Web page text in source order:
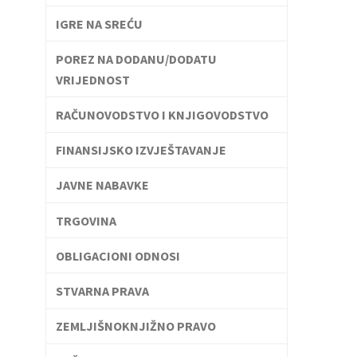
IGRE NA SREĆU
POREZ NA DODANU/DODATU
VRIJEDNOST
RAČUNOVODSTVO I KNJIGOVODSTVO
FINANSIJSKO IZVJEŠTAVANJE
JAVNE NABAVKE
TRGOVINA
OBLIGACIONI ODNOSI
STVARNA PRAVA
ZEMLJIŠNOKNJIŽNO PRAVO